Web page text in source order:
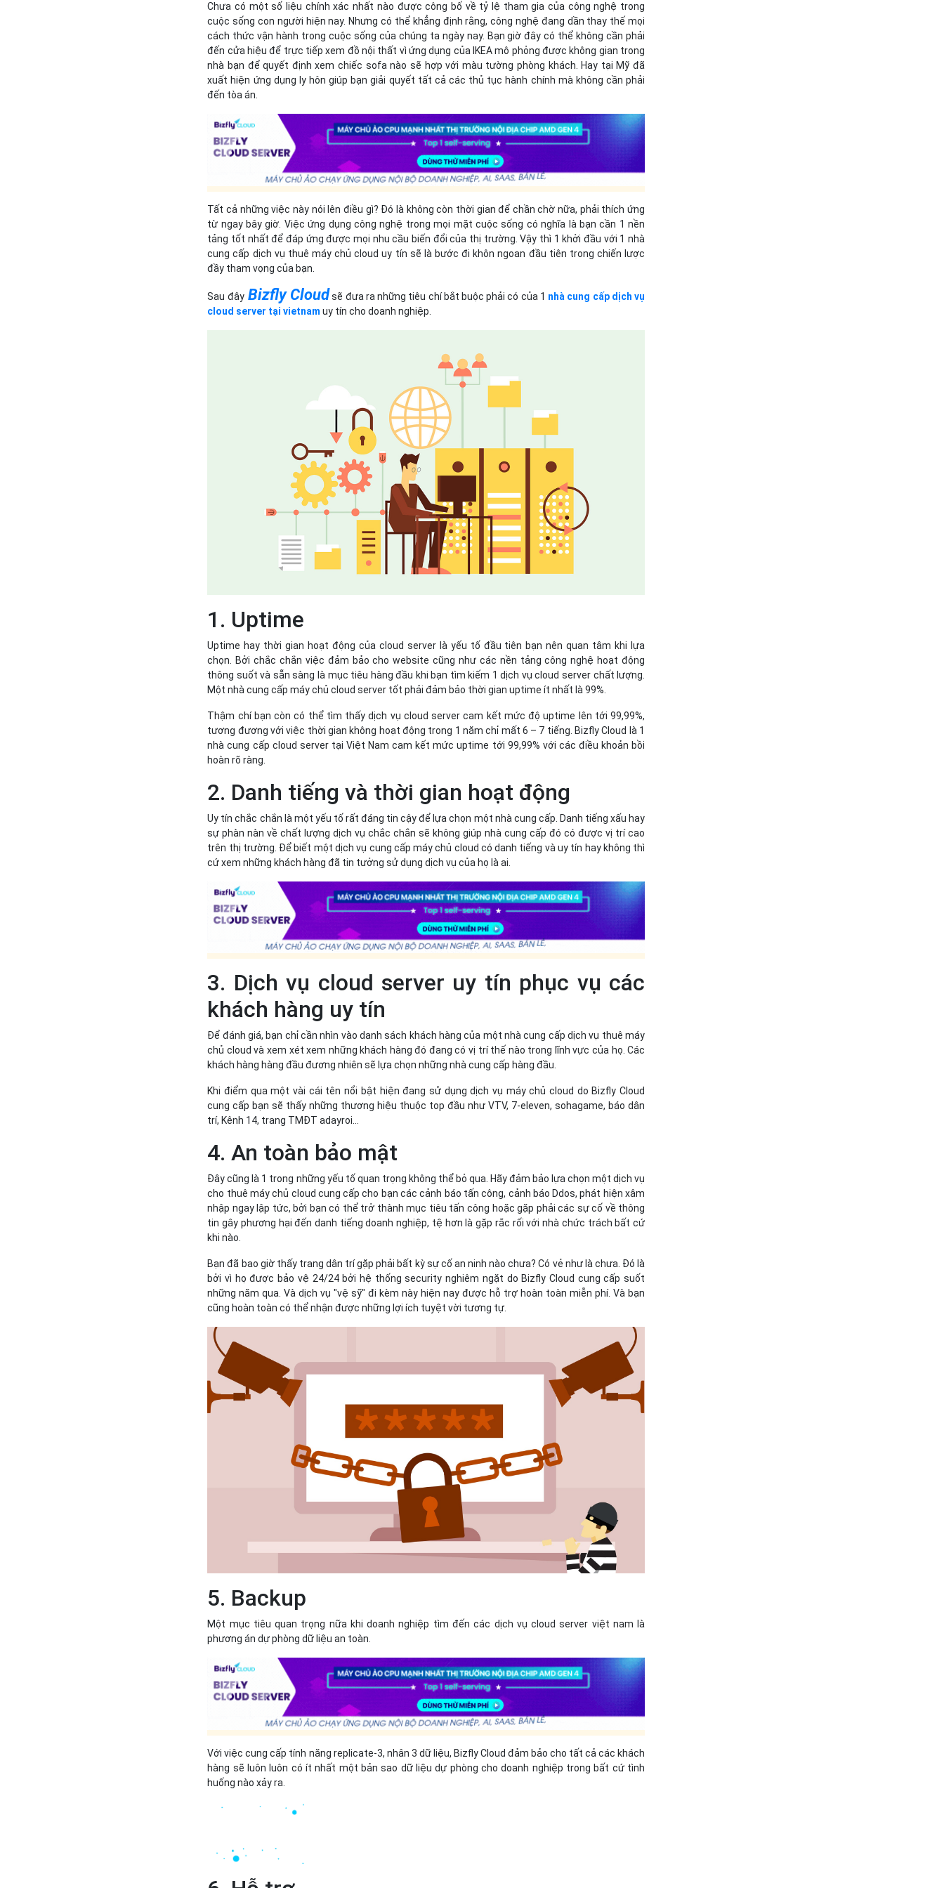
Chưa có một số liệu chính xác nhất nào được công bố về tỷ lệ tham gia của công nghệ trong
cuộc sống con người hiện nay. Nhưng có thể khẳng định rằng, công nghệ đang dần thay thế mọi
cách thức vận hành trong cuộc sống của chúng ta ngày nay. Bạn giờ đây có thể không cần phải
đến cửa hiệu để trực tiếp xem đồ nội thất vì ứng dụng của IKEA mô phỏng được không gian trong
nhà bạn để quyết định xem chiếc sofa nào sẽ hợp với màu tường phòng khách. Hay tại Mỹ đã
xuất hiện ứng dụng ly hôn giúp bạn giải quyết tất cả các thủ tục hành chính mà không cần phải
đến tòa án.
Tất cả những việc này nói lên điều gì? Đó là không còn thời gian để chần chờ nữa, phải thích ứng
từ ngay bây giờ. Việc ứng dụng công nghệ trong mọi mặt cuộc sống có nghĩa là bạn cần 1 nền
tảng tốt nhất để đáp ứng được mọi nhu cầu biến đổi của thị trường. Vậy thì 1 khởi đầu với 1 nhà
cung cấp dịch vụ thuê máy chủ cloud uy tín sẽ là bước đi khôn ngoan đầu tiên trong chiến lược
đầy tham vọng của bạn.
Sau đâyBizfly Cloud sẽ đưa ra những tiêu chí bắt buộc phải có của 1 nhà cung cấp dịch vụ
cloud server tại vietnam uy tín cho doanh nghiệp.
1. Uptime
Uptime hay thời gian hoạt động của cloud server là yếu tố đầu tiên bạn nên quan tâm khi lựa
chọn. Bởi chắc chắn việc đảm bảo cho website cũng như các nền tảng công nghệ hoạt động
thông suốt và sẵn sàng là mục tiêu hàng đầu khi bạn tìm kiếm 1 dịch vụ cloud server chất lượng.
Một nhà cung cấp máy chủ cloud server tốt phải đảm bảo thời gian uptime ít nhất là 99%.
Thậm chí bạn còn có thể tìm thấy dịch vụ cloud server cam kết mức độ uptime lên tới 99,99%,
tương đương với việc thời gian không hoạt động trong 1 năm chỉ mất 6 – 7 tiếng. Bizfly Cloud là 1
nhà cung cấp cloud server tại Việt Nam cam kết mức uptime tới 99,99% với các điều khoản bồi
hoàn rõ ràng.
2. Danh tiếng và thời gian hoạt động
Uy tín chắc chắn là một yếu tố rất đáng tin cậy để lựa chọn một nhà cung cấp. Danh tiếng xấu hay
sự phàn nàn về chất lượng dịch vụ chắc chắn sẽ không giúp nhà cung cấp đó có được vị trí cao
trên thị trường. Để biết một dịch vụ cung cấp máy chủ cloud có danh tiếng và uy tín hay không thì
cứ xem những khách hàng đã tin tưởng sử dụng dịch vụ của họ là ai.
3. Dịch vụ cloud server uy tín phục vụ các
khách hàng uy tín
Để đánh giá, bạn chỉ cần nhìn vào danh sách khách hàng của một nhà cung cấp dịch vụ thuê máy
chủ cloud và xem xét xem những khách hàng đó đang có vị trí thế nào trong lĩnh vực của họ. Các
khách hàng hàng đầu đương nhiên sẽ lựa chọn những nhà cung cấp hàng đầu.
Khi điểm qua một vài cái tên nổi bật hiện đang sử dụng dịch vụ máy chủ cloud do Bizfly Cloud
cung cấp bạn sẽ thấy những thương hiệu thuộc top đầu như VTV, 7-eleven, sohagame, báo dân
trí, Kênh 14, trang TMĐT adayroi…
4. An toàn bảo mật
Đây cũng là 1 trong những yếu tố quan trọng không thể bỏ qua. Hãy đảm bảo lựa chọn một dịch vụ
cho thuê máy chủ cloud cung cấp cho bạn các cảnh báo tấn công, cảnh báo Ddos, phát hiện xâm
nhập ngay lập tức, bởi bạn có thể trở thành mục tiêu tấn công hoặc gặp phải các sự cố về thông
tin gây phương hại đến danh tiếng doanh nghiệp, tệ hơn là gặp rắc rối với nhà chức trách bất cứ
khi nào.
Bạn đã bao giờ thấy trang dân trí gặp phải bất kỳ sự cố an ninh nào chưa? Có vẻ như là chưa. Đó là
bởi vì họ được bảo vệ 24/24 bởi hệ thống security nghiêm ngặt do Bizfly Cloud cung cấp suốt
những năm qua. Và dịch vụ "vệ sỹ" đi kèm này hiện nay được hỗ trợ hoàn toàn miễn phí. Và bạn
cũng hoàn toàn có thể nhận được những lợi ích tuyệt vời tương tự.
5. Backup
Một mục tiêu quan trọng nữa khi doanh nghiệp tìm đến các dịch vụ cloud server việt nam là
phương án dự phòng dữ liệu an toàn.
Với việc cung cấp tính năng replicate-3, nhân 3 dữ liệu, Bizfly Cloud đảm bảo cho tất cả các khách
hàng sẽ luôn luôn có ít nhất một bản sao dữ liệu dự phòng cho doanh nghiệp trong bất cứ tình
huống nào xảy ra.